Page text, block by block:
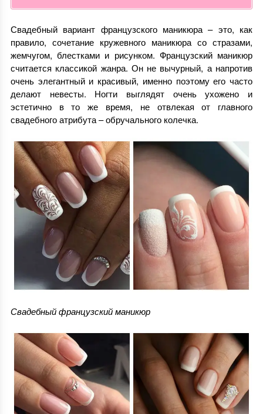
Свадебный вариант французского маникюра – это, как
правило, сочетание кружевного маникюра со стразами,
жемчугом, блестками и рисунком. Французский маникюр
считается классикой жанра. Он не вычурный, а напротив
очень элегантный и красивый, именно поэтому его часто
делают невесты. Ногти выглядят очень ухожено и
эстетично в то же время, не отвлекая от главного
свадебного атрибута – обручального колечка.
Свадебный французский маникюр